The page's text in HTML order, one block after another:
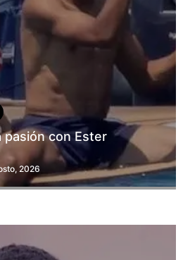
pasión con Ester
2026